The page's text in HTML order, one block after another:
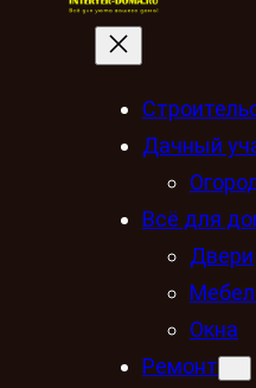
Дачный
Всё для
Двери
Окна
Ремонт